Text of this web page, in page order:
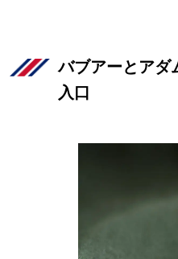
バブアーとアダ
入口